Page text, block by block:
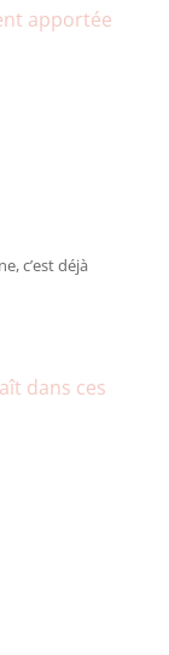
apportée
c’est déjà
dans ces